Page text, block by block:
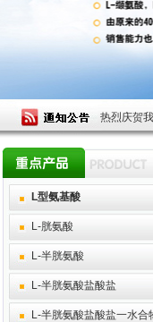
热烈庆贺
L型氨基酸
L-胱氨酸
L-半胱氨酸
L-半胱氨酸盐酸盐
L-半胱氨酸盐酸盐一水合